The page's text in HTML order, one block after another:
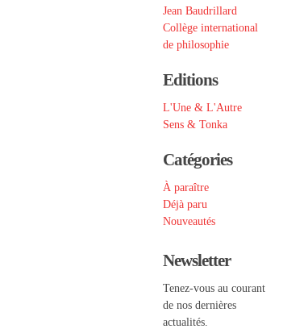
Jean Baudrillard
Collège international
de philosophie
Editions
L'Une & L'Autre
Sens & Tonka
Catégories
À paraître
Déjà paru
Nouveautés
Newsletter
Tenez-vous au courant
de nos dernières
actualités.